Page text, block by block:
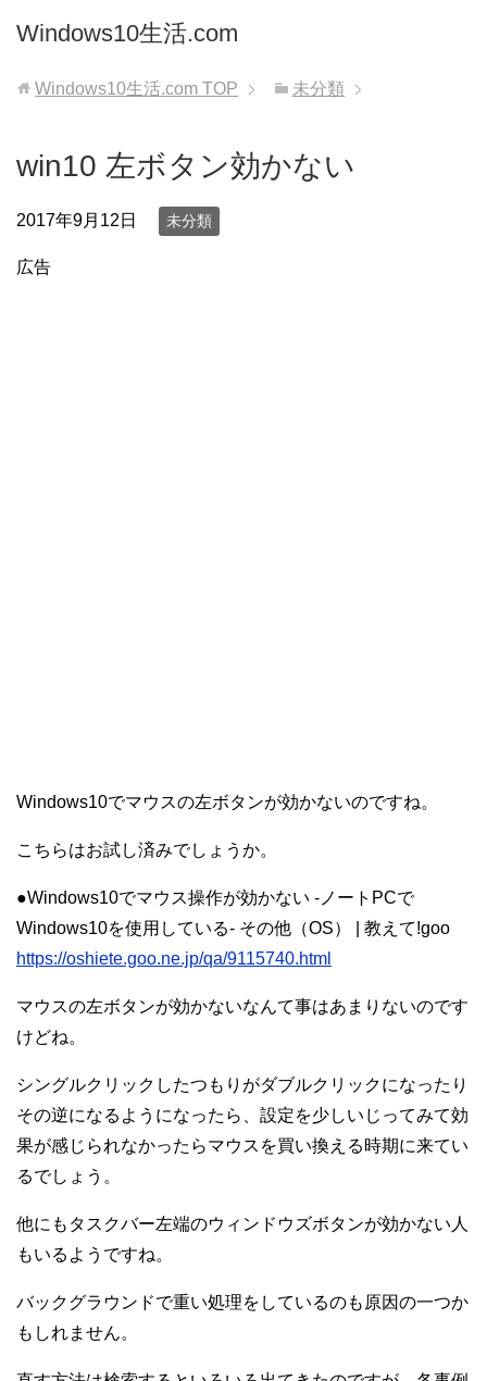
Windows10生活.com
Windows10生活.com TOP 未分類
win10 左ボタン効かない
2017年9月12日 未分類
広告
Windows10でマウスの左ボタンが効かないのですね。
こちらはお試し済みでしょうか。
●Windows10でマウス操作が効かない -ノートPCで
Windows10を使用している- その他（OS） | 教えて!goo
https://oshiete.goo.ne.jp/qa/9115740.html
マウスの左ボタンが効かないなんて事はあまりないのです
けどね。
シングルクリックしたつもりがダブルクリックになったり
その逆になるようになったら、設定を少しいじってみて効
果が感じられなかったらマウスを買い換える時期に来てい
るでしょう。
他にもタスクバー左端のウィンドウズボタンが効かない人
もいるようですね。
バックグラウンドで重い処理をしているのも原因の一つか
もしれません。